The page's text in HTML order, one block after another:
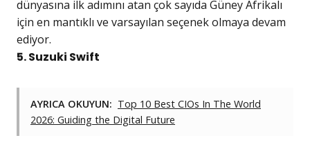
dünyasına ilk adımını atan çok sayıda Güney Afrikalı
için en mantıklı ve varsayılan seçenek olmaya devam
ediyor.
5. Suzuki Swift
AYRICA OKUYUN: Top 10 Best CIOs In The World
2026: Guiding the Digital Future